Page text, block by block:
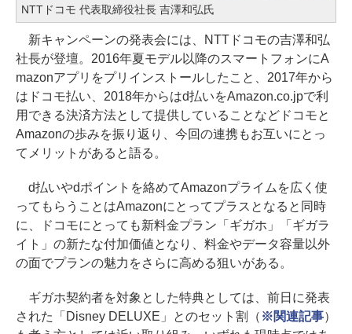
NTTドコモ 代表取締役社長 吉澤和弘氏
新キャンペーンの発表会には、NTTドコモの吉澤和弘
社長が登壇。2016年夏モデル以降のスマートフォンにA
mazonアプリをプリインストールしたこと、2017年から
はドコモ払い、2018年からはd払いをAmazon.co.jpで利
用できる決済方法として提供していることなどドコモと
Amazonの歩みを振り返り、今回の連携もお互いにとっ
てメリットがあると語る。
d払いやdポイントを絡めてAmazonプライムを広く使
ってもらうことはAmazonにとってプラスとなると同時
に、ドコモにとっても新料金プラン「ギガホ」「ギガラ
イト」の新たな付加価値となり、料金やデータ容量以外
の面でプランの魅力をさらに高める狙いがある。
ギガホ契約者を対象とした特典としては、前日に発表
された「Disney DELUXE」とのセット割（ ※関連記事）